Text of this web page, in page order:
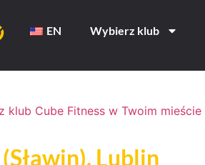
EN Wybierz klub
klub Cube Fitness w Twoim mieście
Lublin